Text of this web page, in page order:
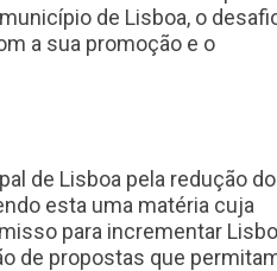
de Lisboa, o
a sua promoção e o
de Lisboa pela redução do
esta uma matéria cuja
para incrementar
de propostas que